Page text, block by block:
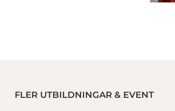
FLER UTBILDNINGAR & EVENT